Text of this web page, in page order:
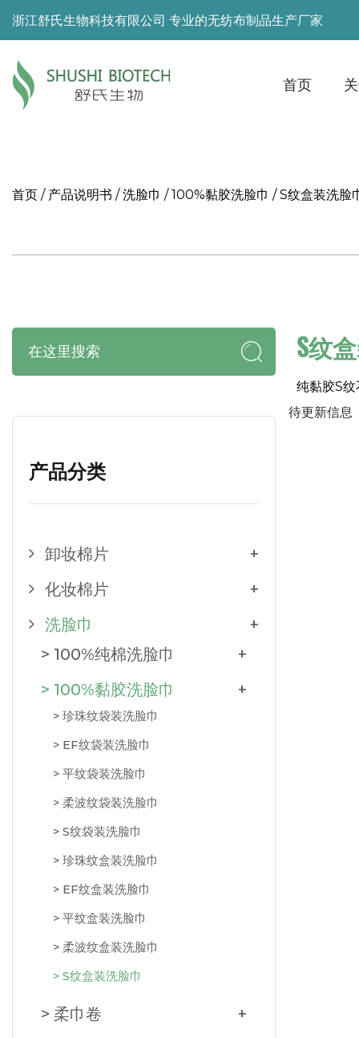
浙江舒氏生物科技有限公司 专业的无纺布制品生产厂家
首页
首页 / 产品说明书 /洗脸巾 /100%黏胶洗脸巾 /S纹盒装洗脸
产品分类
卸妆棉片
+
化妆棉片
+
洗脸巾
+
> 100%纯棉洗脸巾
+
> 100%黏胶洗脸巾
+
> 珍珠纹袋装洗脸巾
> EF纹袋装洗脸巾
> 平纹袋装洗脸巾
> 柔波纹袋装洗脸巾
> S纹袋装洗脸巾
> 珍珠纹盒装洗脸巾
> EF纹盒装洗脸巾
> 平纹盒装洗脸巾
> 柔波纹盒装洗脸巾
> S纹盒装洗脸巾
> 柔巾卷
+
S纹
纯黏胶S
待更新信息